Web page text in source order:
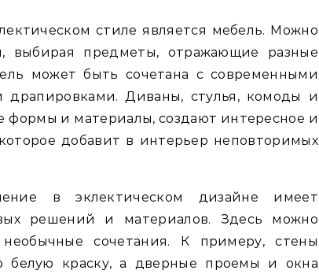
стиле является мебель. Можно
выбирая предметы, отражающие разные
может быть сочетана с современными
драпировками. Диваны, стулья, комоды и
и материалы, создают интересное и
добавит в интерьер неповторимых
в эклектическом дизайне имеет
решений и материалов. Здесь можно
сочетания. К примеру, стены
белую краску, а дверные проемы и окна